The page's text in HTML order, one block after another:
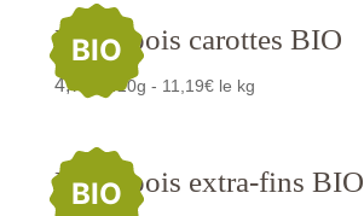
BIO
Petits pois carottes BIO
4,70 /420g - 11,19€ le kg
BIO
Petits pois extra-fins BIO